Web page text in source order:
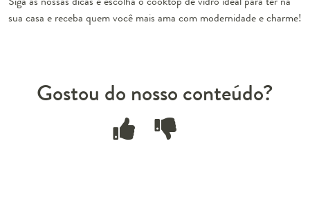
sua casa e receba quem você mais ama com modernidade e charme!
Gostou do nosso conteúdo?